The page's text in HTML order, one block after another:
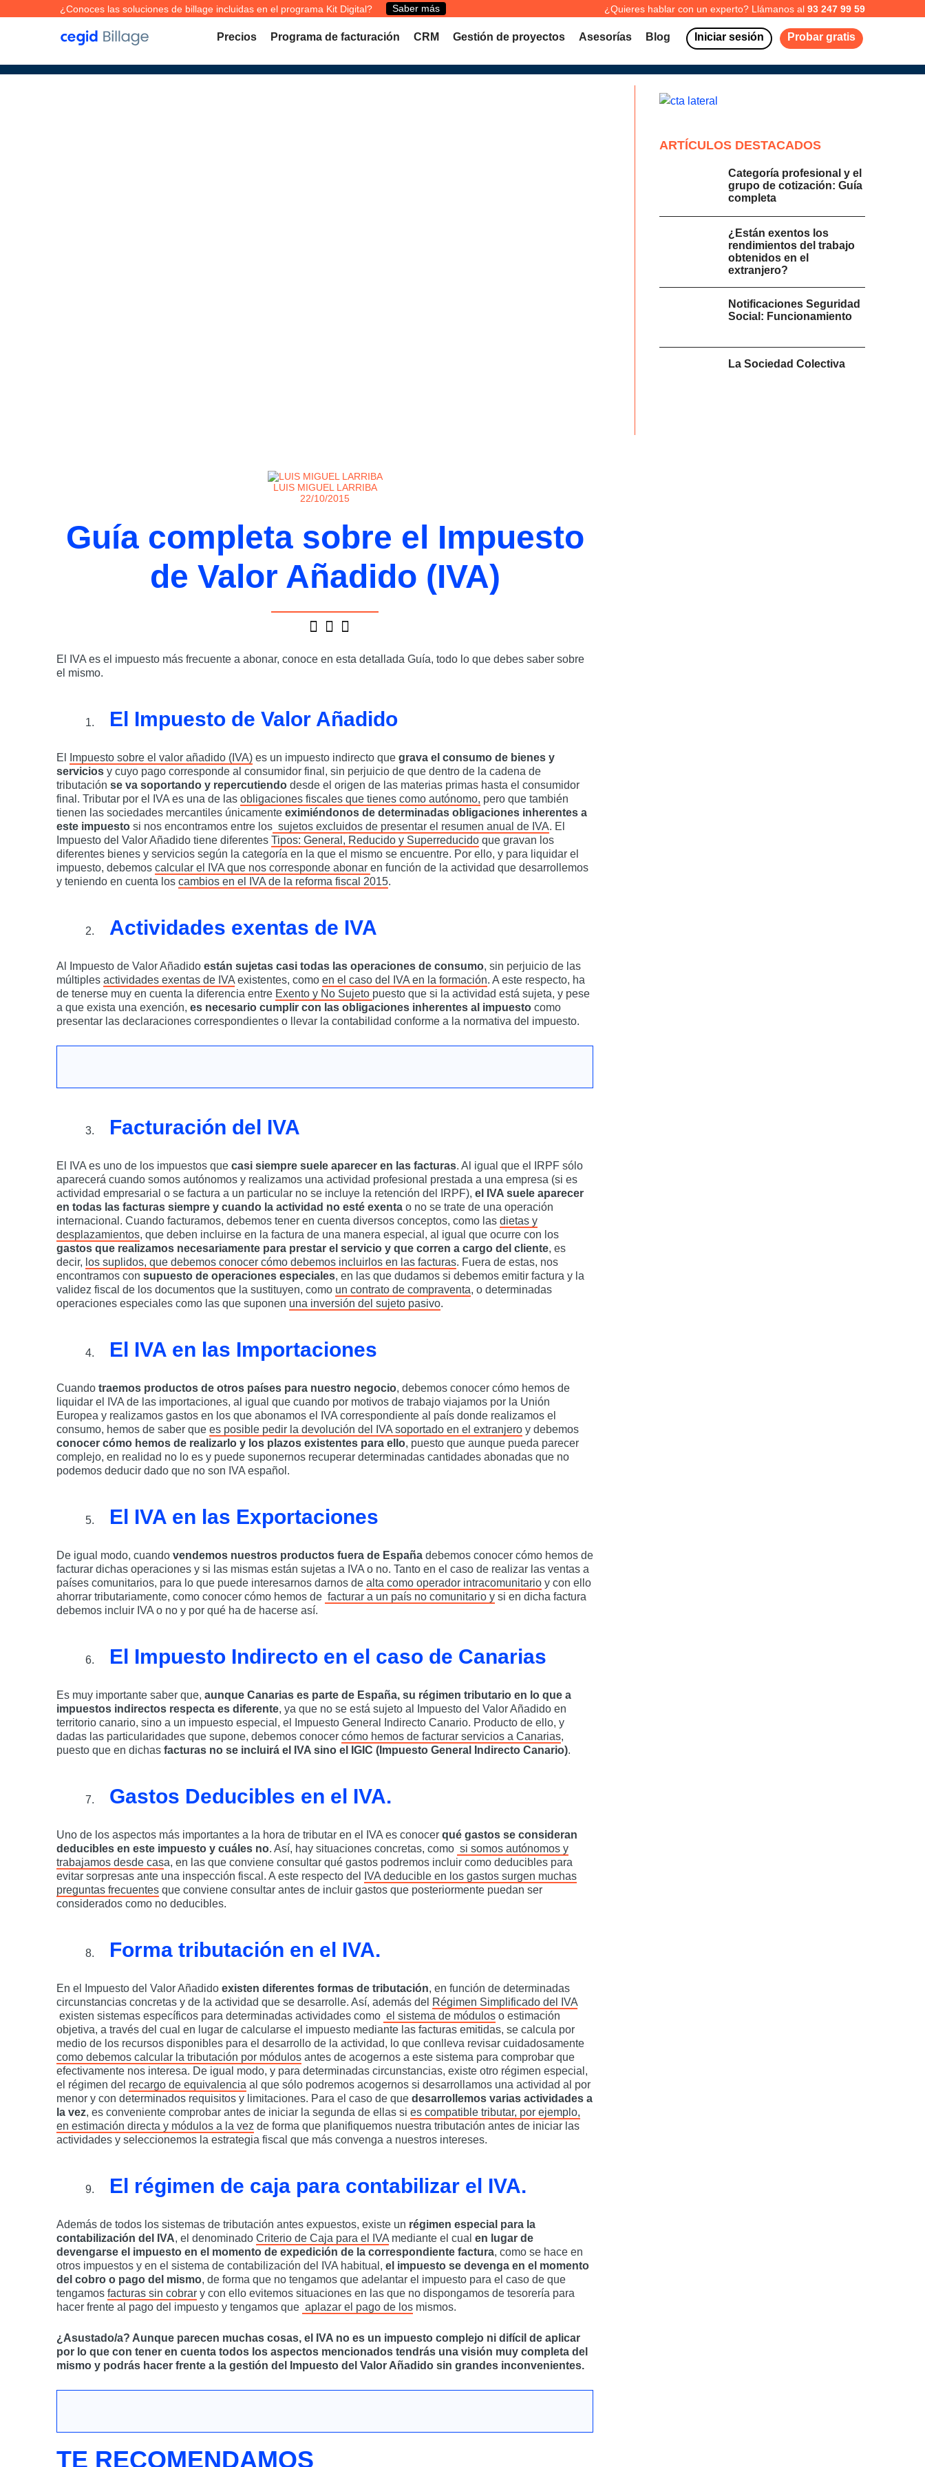
¿Conoces las soluciones de billage incluidas en el programa Kit Digital? Saber más ¿Quieres hablar con un experto? Llámanos al 93 247 99 59
Precios Programa de facturación CRM Gestión de proyectos Asesorías Blog Iniciar sesión Probar gratis
LUIS MIGUEL LARRIBA
22/10/2015
Guía completa sobre el Impuesto
de Valor Añadido (IVA)
El IVA es el impuesto más frecuente a abonar, conoce en esta detallada Guía, todo lo que debes saber sobre
el mismo.
El Impuesto de Valor Añadido
El Impuesto sobre el valor añadido (IVA) es un impuesto indirecto que grava el consumo de bienes y
servicios y cuyo pago corresponde al consumidor final, sin perjuicio de que dentro de la cadena de
tributación se va soportando y repercutiendo desde el origen de las materias primas hasta el consumidor
final. Tributar por el IVA es una de las obligaciones fiscales que tienes como autónomo, pero que también
tienen las sociedades mercantiles únicamente eximiéndonos de determinadas obligaciones inherentes a
este impuesto si nos encontramos entre los sujetos excluidos de presentar el resumen anual de IVA. El
Impuesto del Valor Añadido tiene diferentes Tipos: General, Reducido y Superreducido que gravan los
diferentes bienes y servicios según la categoría en la que el mismo se encuentre. Por ello, y para liquidar el
impuesto, debemos calcular el IVA que nos corresponde abonar en función de la actividad que desarrollemos
y teniendo en cuenta los cambios en el IVA de la reforma fiscal 2015.
Actividades exentas de IVA
Al Impuesto de Valor Añadido están sujetas casi todas las operaciones de consumo, sin perjuicio de las
múltiples actividades exentas de IVA existentes, como en el caso del IVA en la formación. A este respecto, ha
de tenerse muy en cuenta la diferencia entre Exento y No Sujeto puesto que si la actividad está sujeta, y pese
a que exista una exención, es necesario cumplir con las obligaciones inherentes al impuesto como
presentar las declaraciones correspondientes o llevar la contabilidad conforme a la normativa del impuesto.
Facturación del IVA
El IVA es uno de los impuestos que casi siempre suele aparecer en las facturas. Al igual que el IRPF sólo
aparecerá cuando somos autónomos y realizamos una actividad profesional prestada a una empresa (si es
actividad empresarial o se factura a un particular no se incluye la retención del IRPF), el IVA suele aparecer
en todas las facturas siempre y cuando la actividad no esté exenta o no se trate de una operación
internacional. Cuando facturamos, debemos tener en cuenta diversos conceptos, como las dietas y
desplazamientos, que deben incluirse en la factura de una manera especial, al igual que ocurre con los
gastos que realizamos necesariamente para prestar el servicio y que corren a cargo del cliente, es
decir, los suplidos, que debemos conocer cómo debemos incluirlos en las facturas. Fuera de estas, nos
encontramos con supuesto de operaciones especiales, en las que dudamos si debemos emitir factura y la
validez fiscal de los documentos que la sustituyen, como un contrato de compraventa, o determinadas
operaciones especiales como las que suponen una inversión del sujeto pasivo.
El IVA en las Importaciones
Cuando traemos productos de otros países para nuestro negocio, debemos conocer cómo hemos de
liquidar el IVA de las importaciones, al igual que cuando por motivos de trabajo viajamos por la Unión
Europea y realizamos gastos en los que abonamos el IVA correspondiente al país donde realizamos el
consumo, hemos de saber que es posible pedir la devolución del IVA soportado en el extranjero y debemos
conocer cómo hemos de realizarlo y los plazos existentes para ello, puesto que aunque pueda parecer
complejo, en realidad no lo es y puede suponernos recuperar determinadas cantidades abonadas que no
podemos deducir dado que no son IVA español.
El IVA en las Exportaciones
De igual modo, cuando vendemos nuestros productos fuera de España debemos conocer cómo hemos de
facturar dichas operaciones y si las mismas están sujetas a IVA o no. Tanto en el caso de realizar las ventas a
países comunitarios, para lo que puede interesarnos darnos de alta como operador intracomunitario y con ello
ahorrar tributariamente, como conocer cómo hemos de facturar a un país no comunitario y si en dicha factura
debemos incluir IVA o no y por qué ha de hacerse así.
El Impuesto Indirecto en el caso de Canarias
Es muy importante saber que, aunque Canarias es parte de España, su régimen tributario en lo que a
impuestos indirectos respecta es diferente, ya que no se está sujeto al Impuesto del Valor Añadido en
territorio canario, sino a un impuesto especial, el Impuesto General Indirecto Canario. Producto de ello, y
dadas las particularidades que supone, debemos conocer cómo hemos de facturar servicios a Canarias,
puesto que en dichas facturas no se incluirá el IVA sino el IGIC (Impuesto General Indirecto Canario).
Gastos Deducibles en el IVA.
Uno de los aspectos más importantes a la hora de tributar en el IVA es conocer qué gastos se consideran
deducibles en este impuesto y cuáles no. Así, hay situaciones concretas, como si somos autónomos y
trabajamos desde casa, en las que conviene consultar qué gastos podremos incluir como deducibles para
evitar sorpresas ante una inspección fiscal. A este respecto del
IVA deducible en los gastos surgen muchas
preguntas frecuentes que conviene consultar antes de incluir gastos que posteriormente puedan ser
considerados como no deducibles.
Forma tributación en el IVA.
En el Impuesto del Valor Añadido existen diferentes formas de tributación, en función de determinadas
circunstancias concretas y de la actividad que se desarrolle. Así, además del Régimen Simplificado del IVA
existen sistemas específicos para determinadas actividades como el sistema de módulos o estimación
objetiva, a través del cual en lugar de calcularse el impuesto mediante las facturas emitidas, se calcula por
medio de los recursos disponibles para el desarrollo de la actividad, lo que conlleva revisar cuidadosamente
como debemos calcular la tributación por módulos antes de acogernos a este sistema para comprobar que
efectivamente nos interesa. De igual modo, y para determinadas circunstancias, existe otro régimen especial,
el régimen del recargo de equivalencia al que sólo podremos acogernos si desarrollamos una actividad al por
menor y con determinados requisitos y limitaciones. Para el caso de que desarrollemos varias actividades a
la vez, es conveniente comprobar antes de iniciar la segunda de ellas si es compatible tributar, por ejemplo,
en estimación directa y módulos a la vez de forma que planifiquemos nuestra tributación antes de iniciar las
actividades y seleccionemos la estrategia fiscal que más convenga a nuestros intereses.
El régimen de caja para contabilizar el IVA.
Además de todos los sistemas de tributación antes expuestos, existe un régimen especial para la
contabilización del IVA, el denominado Criterio de Caja para el IVA mediante el cual en lugar de
devengarse el impuesto en el momento de expedición de la correspondiente factura, como se hace en
otros impuestos y en el sistema de contabilización del IVA habitual, el impuesto se devenga en el momento
del cobro o pago del mismo, de forma que no tengamos que adelantar el impuesto para el caso de que
tengamos facturas sin cobrar y con ello evitemos situaciones en las que no dispongamos de tesorería para
hacer frente al pago del impuesto y tengamos que aplazar el pago de los mismos.
¿Asustado/a? Aunque parecen muchas cosas, el IVA no es un impuesto complejo ni difícil de aplicar
por lo que con tener en cuenta todos los aspectos mencionados tendrás una visión muy completa del
mismo y podrás hacer frente a la gestión del Impuesto del Valor Añadido sin grandes inconvenientes.
TE RECOMENDAMOS
ARTÍCULOS DESTACADOS
Categoría profesional y el
grupo de cotización: Guía
completa
¿Están exentos los
rendimientos del trabajo
obtenidos en el
extranjero?
Notificaciones Seguridad
Social: Funcionamiento
La Sociedad Colectiva